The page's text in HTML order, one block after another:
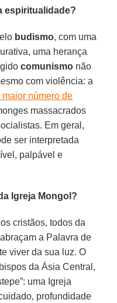
espiritualidade?
budismo, com uma
uma herança
comunismo não
com violência: a
número de
massacrados
Em geral,
ser interpretada
palpável e
Igreja Mongol?
cristãos, todos da
a Palavra de
viver da sua luz. O
da Ásia Central,
uma Igreja
profundidade